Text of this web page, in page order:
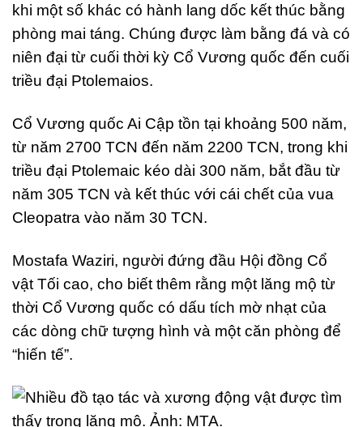
khi một số khác có hành lang dốc kết thúc bằng
phòng mai táng. Chúng được làm bằng đá và có
niên đại từ cuối thời kỳ Cổ Vương quốc đến cuối
triều đại Ptolemaios.
Cổ Vương quốc Ai Cập tồn tại khoảng 500 năm,
từ năm 2700 TCN đến năm 2200 TCN, trong khi
triều đại Ptolemaic kéo dài 300 năm, bắt đầu từ
năm 305 TCN và kết thúc với cái chết của vua
Cleopatra vào năm 30 TCN.
Mostafa Waziri, người đứng đầu Hội đồng Cổ
vật Tối cao, cho biết thêm rằng một lăng mộ từ
thời Cổ Vương quốc có dấu tích mờ nhạt của
các dòng chữ tượng hình và một căn phòng để
“hiến tế”.